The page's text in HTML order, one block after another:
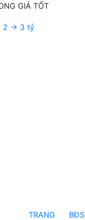
GIÁ TỐT
TRANG
BĐS